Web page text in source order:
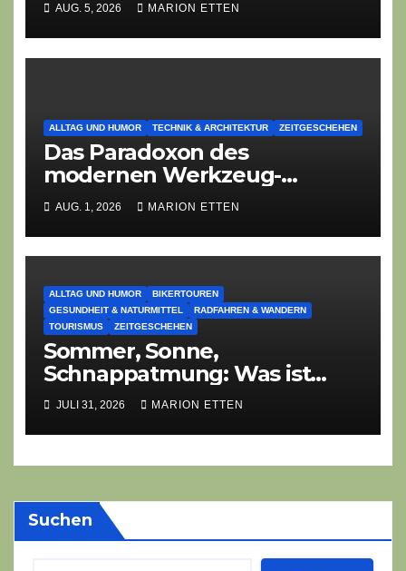
Dorffest-Debakels
AUG. 5, 2026 MARION ETTEN
ALLTAG UND HUMOR TECHNIK & ARCHITEKTUR ZEITGESCHEHEN
Das Paradoxon des
modernen Werkzeug-
Fetischismus: Von
Gürteltaschen-Managern und
KI-Art-Directoren
AUG. 1, 2026 MARION ETTEN
ALLTAG UND HUMOR
BIKERTOUREN
GESUNDHEIT & NATURMITTEL
RADFAHREN & WANDERN
TOURISMUS
ZEITGESCHEHEN
Sommer, Sonne,
Schnappatmung: Was ist
deine Lieblingsangst diesen
Sommer?
JULI 31, 2026 MARION ETTEN
Suchen